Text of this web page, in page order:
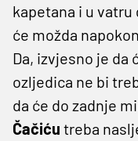
kapetana i u
će možda
Da, izvjesno je da
ozljedica ne bi
da će do zadnje
Čačiću treba